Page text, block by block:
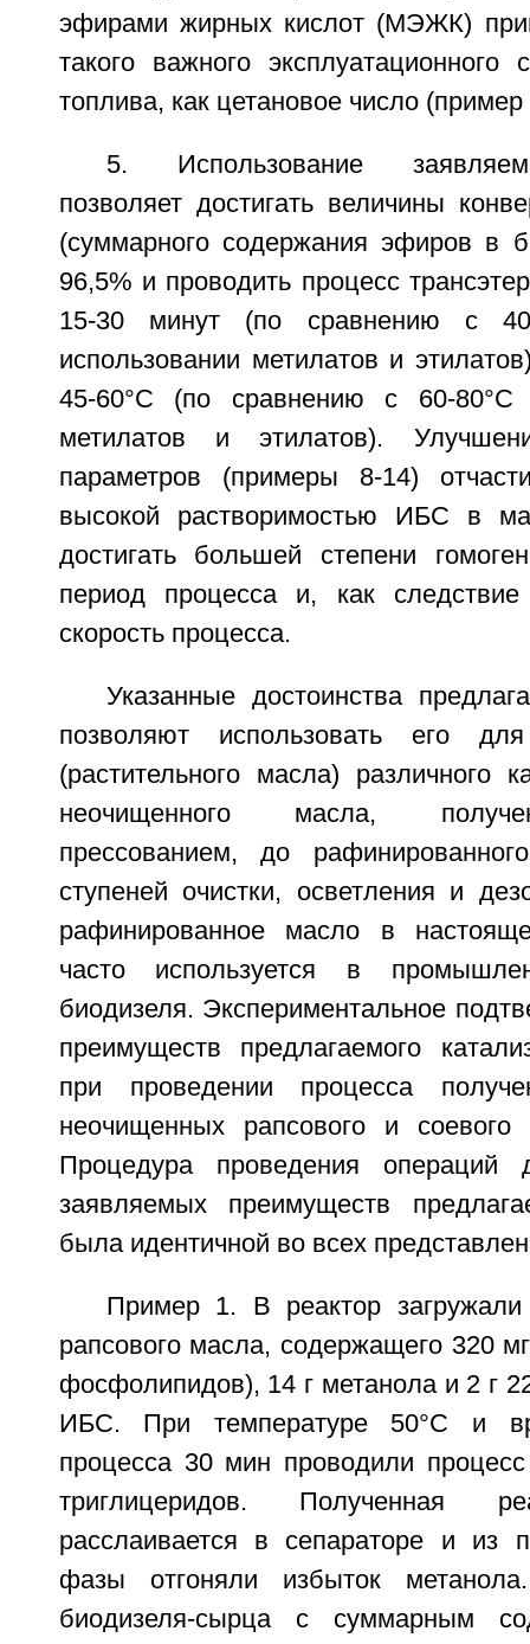
эфирами жирных кислот (МЭЖК)
такого важного эксплуатационного
топлива, как цетановое число (пример
5. Использование
позволяет достигать величины
(суммарного содержания эфиров в
96,5% и проводить процесс
15-30 минут (по сравнению с
использовании метилатов и
45-60°C (по сравнению с 60-80°C
метилатов и этилатов).
параметров (примеры 8-14)
высокой растворимостью ИБС в
достигать большей степени
период процесса и, как следствие
скорость процесса.
Указанные достоинства
позволяют использовать его
(растительного масла) различного
неочищенного масла,
прессованием, до
ступеней очистки, осветления и
рафинированное масло в
часто используется в
биодизеля. Экспериментальное
преимуществ предлагаемого
при проведении процесса
неочищенных рапсового и
Процедура проведения операций
заявляемых преимуществ
была идентичной во всех
Пример 1. В реактор
рапсового масла, содержащего 320
фосфолипидов), 14 г метанола и 2 г
ИБС. При температуре 50°C и
процесса 30 мин проводили
триглицеридов. Полученная
расслаивается в сепараторе и из
фазы отгоняли избыток
биодизеля-сырца с суммарным